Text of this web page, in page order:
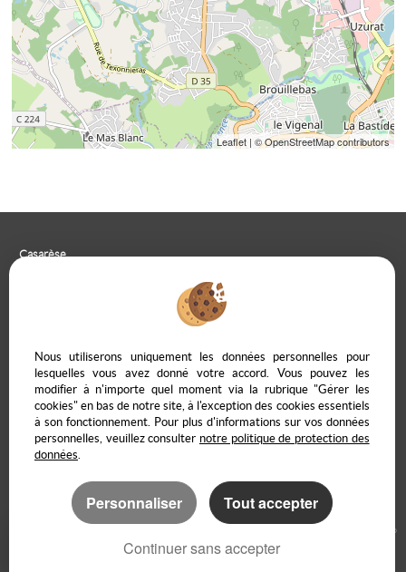
Leaflet| © OpenStreetMap contributors
Casarèse
09 85 65 95 83
Mentions Légales Politique de protection des données
Gérer les cookies
Notre barème d'honoraires
Accès propriétaire en ligne
Logiciel immobilier Adapt Immo
Nous utiliserons uniquement les données personnelles pour
lesquelles vous avez donné votre accord. Vous pouvez les
modifier à n'importe quel moment via la rubrique "Gérer les
cookies" en bas de notre site, à l'exception des cookies essentiels
à son fonctionnement. Pour plus d'informations sur vos données
personnelles, veuillez consulter notre politique de protection des
données.
Personnaliser Tout accepter
Continuer sans accepter